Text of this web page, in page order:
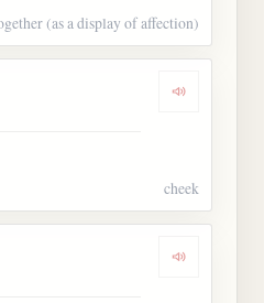
(as a display of affection)
Dengarkan
cheek
Dengarkan